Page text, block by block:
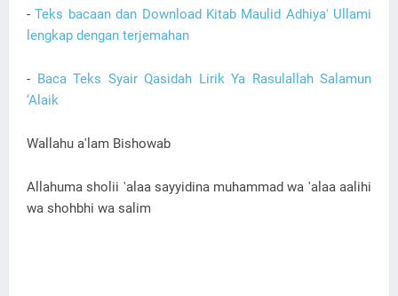
-Teks bacaan dan Download Kitab Maulid Adhiya' Ullami
lengkap dengan terjemahan
- Baca Teks Syair Qasidah Lirik Ya Rasulallah Salamun
‘Alaik
Wallahu a'lam Bishowab
Allahuma sholii 'alaa sayyidina muhammad wa 'alaa aalihi
wa shohbhi wa salim